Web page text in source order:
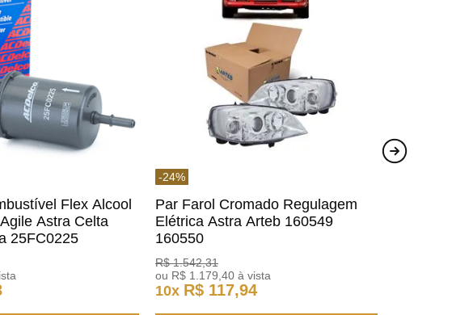
Flex Alcool
Astra Celta
25FC0225
-24%
Par Farol Cromado Regulagem
Elétrica Astra Arteb 160549
160550
R$ 1.542,31
ou R$ 1 179 ,40 à vista
10x R$ 117,94